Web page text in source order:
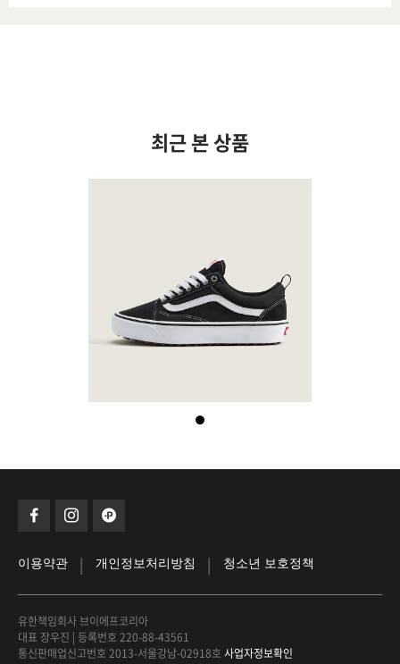
최근 본 상품
이용약관 | 개인정보처리방침 | 청소년 보호정책
유한책임회사 브이에프코리아
대표 장우진 | 등록번호 220-88-43561
통신판매업신고번호 2013-서울강남-02918호 사업자정보확인